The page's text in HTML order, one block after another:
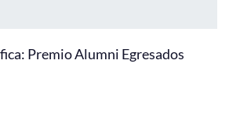
Premio Alumni Egresados